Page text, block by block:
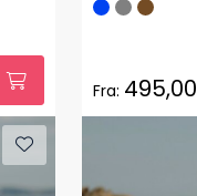
Fra: 495,00